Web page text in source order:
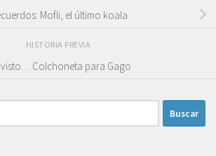
Mofli, el último koala
HISTORIA PREVIA
visto… Colchoneta para Gago